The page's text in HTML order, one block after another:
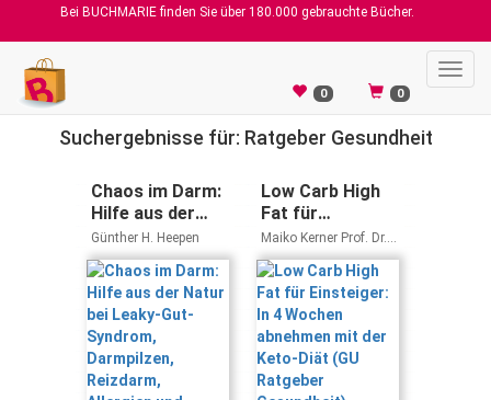
Bei BUCHMARIE finden Sie über 180.000 gebrauchte Bücher.
0 0
Suchergebnisse für: Ratgeber Gesundheit
Chaos im Darm:
Hilfe aus der
Natur bei Leaky-
Gut-Syndrom,
Darmpilzen,
Reizdarm,
Allergien und
Verstopfung
(GU Ratgeber
Gesundheit)
Günther H. Heepen
Low Carb High
Fat für
Einsteiger: In 4
Wochen
abnehmen mit
der Keto-Diät
(GU Ratgeber
Gesundheit)
Maiko Kerner Prof. Dr.
Jürgen Vormann